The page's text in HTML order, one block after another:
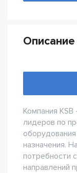
Компания
лидеров по
назначения.
потребности
направлений